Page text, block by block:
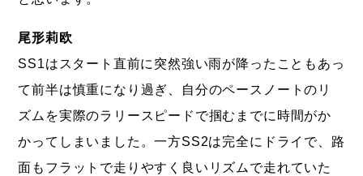
尾形莉欧
SS1はスタート直前に突然強い雨が降ったこともあっ
て前半は慎重になり過ぎ、自分のペースノートのリ
ズムを実際のラリースピードで掴むまでに時間がか
かってしまいました。一方SS2は完全にドライで、路
面もフラットで走りやすく良いリズムで走れていた